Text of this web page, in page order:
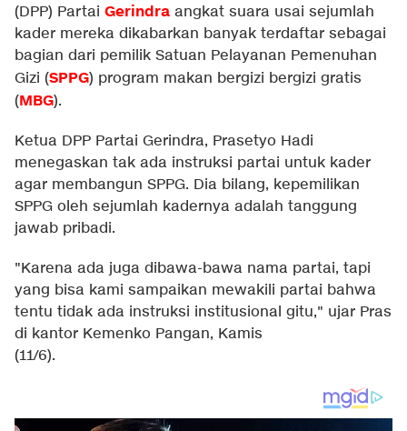
(DPP) Partai Gerindra angkat suara usai sejumlah
kader mereka dikabarkan banyak terdaftar sebagai
bagian dari pemilik Satuan Pelayanan Pemenuhan
Gizi (SPPG) program makan bergizi bergizi gratis
(MBG).
Ketua DPP Partai Gerindra, Prasetyo Hadi
menegaskan tak ada instruksi partai untuk kader
agar membangun SPPG. Dia bilang, kepemilikan
SPPG oleh sejumlah kadernya adalah tanggung
jawab pribadi.
"Karena ada juga dibawa-bawa nama partai, tapi
yang bisa kami sampaikan mewakili partai bahwa
tentu tidak ada instruksi institusional gitu," ujar Pras
di kantor Kemenko Pangan, Kamis
(11/6).